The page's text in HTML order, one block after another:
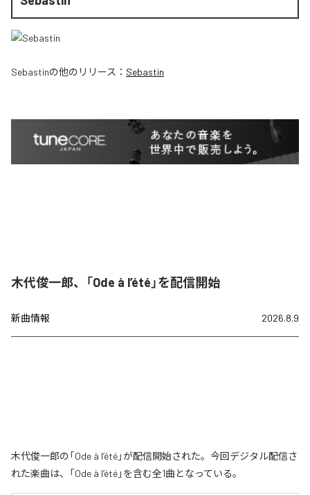
Sebastinの他のリリース： Sebastin
木代俊一郎、「Ode à l’été」を配信開始
新曲情報 2026.8.9
木代俊一郎の「Ode à l’été」が配信開始された。今回デジタル配信さ
れた楽曲は、「Ode à l’été」を含む全1曲となっている。